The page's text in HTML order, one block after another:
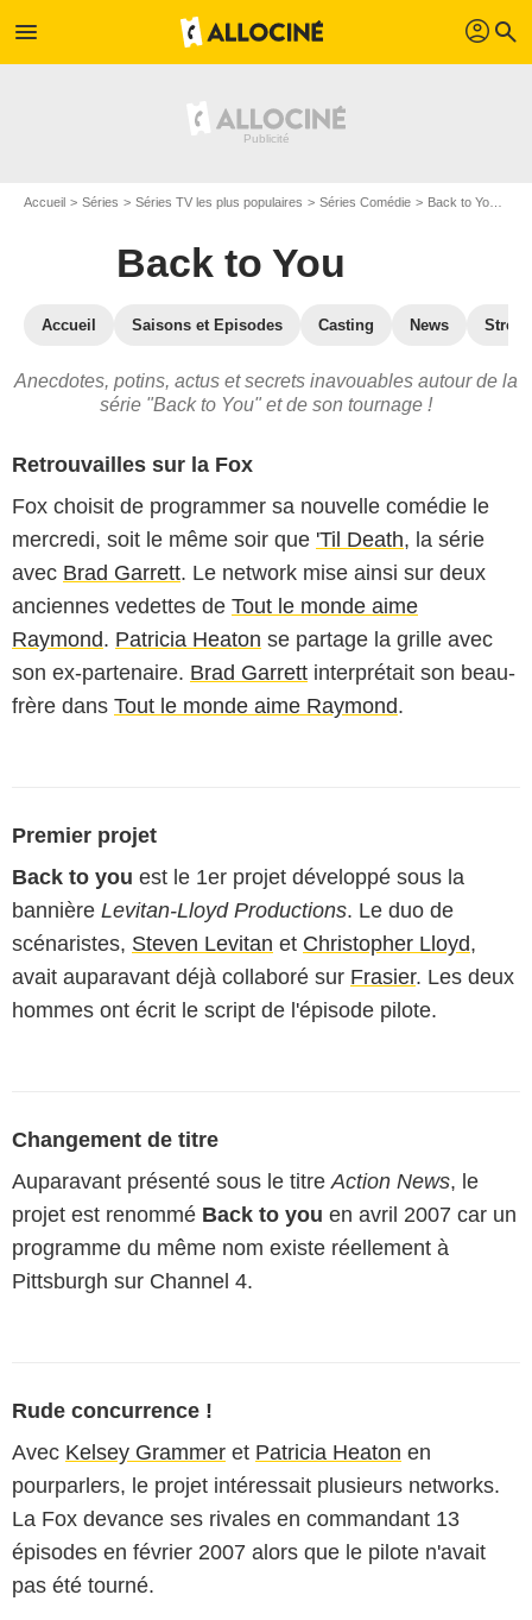
menu profil search
Accueil Séries Séries TV les plus populaires Séries Comédie Back to You
Back to You
Accueil Saisons et Episodes Casting News
Anecdotes, potins, actus et secrets inavouables autour de la
série "Back to You" et de son tournage !
Retrouvailles sur la Fox
Fox choisit de programmer sa nouvelle comédie le
mercredi, soit le même soir que 'Til Death, la série
avec Brad Garrett. Le network mise ainsi sur deux
anciennes vedettes de Tout le monde aime
Raymond. Patricia Heaton se partage la grille avec
son ex-partenaire. Brad Garrett interprétait son beau-
frère dans Tout le monde aime Raymond.
Premier projet
Back to you est le 1er projet développé sous la
bannière Levitan-Lloyd Productions. Le duo de
scénaristes, Steven Levitan et Christopher Lloyd,
avait auparavant déjà collaboré sur Frasier. Les deux
hommes ont écrit le script de l'épisode pilote.
Changement de titre
Auparavant présenté sous le titreAction News, le
projet est renommé Back to you en avril 2007 car un
programme du même nom existe réellement à
Pittsburgh sur Channel 4.
Rude concurrence !
Avec Kelsey Grammer et Patricia Heaton en
pourparlers, le projet intéressait plusieurs networks.
La Fox devance ses rivales en commandant 13
épisodes en février 2007 alors que le pilote n'avait
pas été tourné.